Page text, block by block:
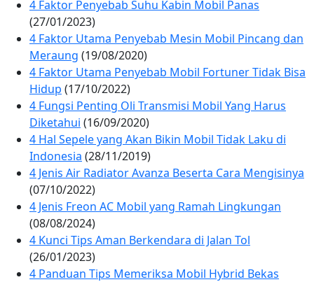
4 Faktor Penyebab Suhu Kabin Mobil Panas
(27/01/2023)
4 Faktor Utama Penyebab Mesin Mobil Pincang dan
Meraung (19/08/2020)
4 Faktor Utama Penyebab Mobil Fortuner Tidak Bisa
Hidup (17/10/2022)
4 Fungsi Penting Oli Transmisi Mobil Yang Harus
Diketahui (16/09/2020)
4 Hal Sepele yang Akan Bikin Mobil Tidak Laku di
Indonesia (28/11/2019)
4 Jenis Air Radiator Avanza Beserta Cara Mengisinya
(07/10/2022)
4 Jenis Freon AC Mobil yang Ramah Lingkungan
(08/08/2024)
4 Kunci Tips Aman Berkendara di Jalan Tol
(26/01/2023)
4 Panduan Tips Memeriksa Mobil Hybrid Bekas